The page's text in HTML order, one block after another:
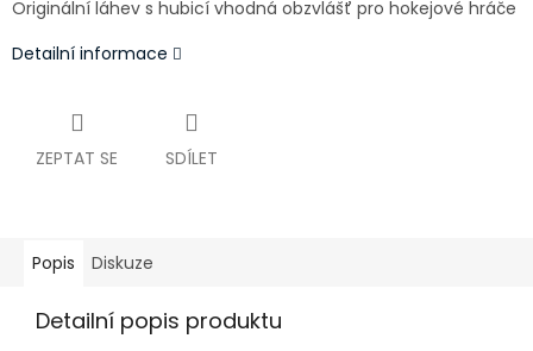
Originální láhev s hubicí vhodná obzvlášť pro hokejové hráče
Detailní informace
ZEPTAT SE SDÍLET
Popis Diskuze
Detailní popis produktu